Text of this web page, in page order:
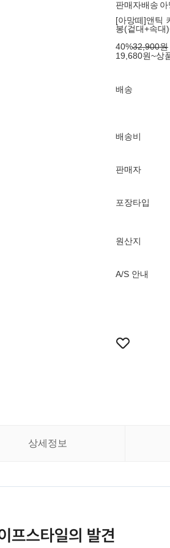
판매자배송 아
[아망떼]앤틱
봉(겉대+속대
40%32,900원
19,680원~상
배송
배송비
판매자
포장타입
원산지
A/S 안내
상세정보